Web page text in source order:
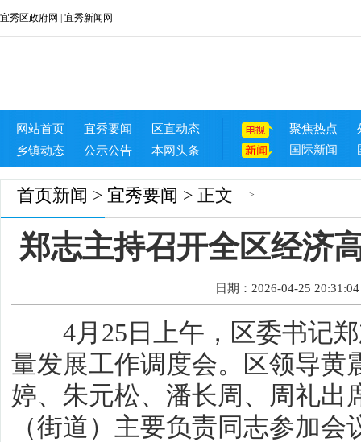
宜秀区政府网 宜秀新闻网
网站首页 宜秀要闻
区直动态
乡镇动态
公示公告 本网头条
聚焦热点
国际新闻
首页 >
新闻 > 宜秀要闻 > 正文
郑志主持召开全区经济
日期：2026-04-25 20:31:04
4月25日上午，区委书记郑
量发展工作调度会。区领导黄
婷、朱元松、潘长周、周礼出
（街道）主要负责同志参加会